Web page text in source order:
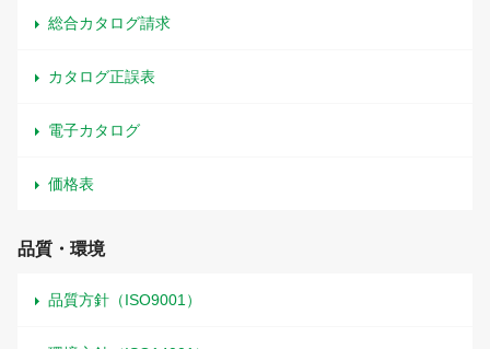
総合カタログ請求
カタログ正誤表
電子カタログ
価格表
品質・環境
品質方針（ISO9001）